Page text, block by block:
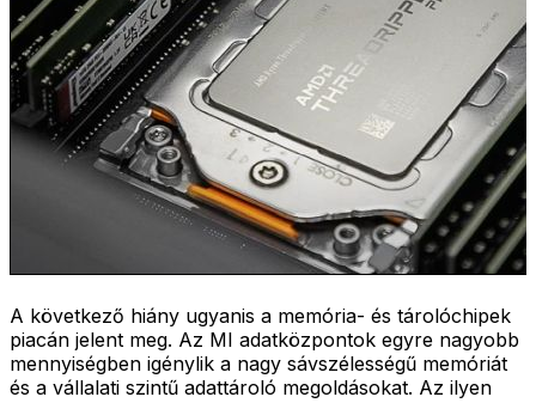
A következő hiány ugyanis a memória- és tárolóchipek
piacán jelent meg. Az MI adatközpontok egyre nagyobb
mennyiségben igénylik a nagy sávszélességű memóriát
és a vállalati szintű adattároló megoldásokat. Az ilyen